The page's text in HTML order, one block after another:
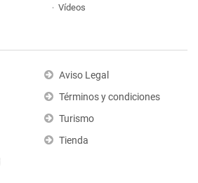
Vídeos
Aviso Legal
Términos y condiciones
Turismo
Tienda